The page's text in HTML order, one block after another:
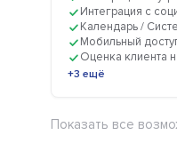
Интеграция с
Календарь /
Мобильный
Оценка клиента
+3 ещё
Показать все